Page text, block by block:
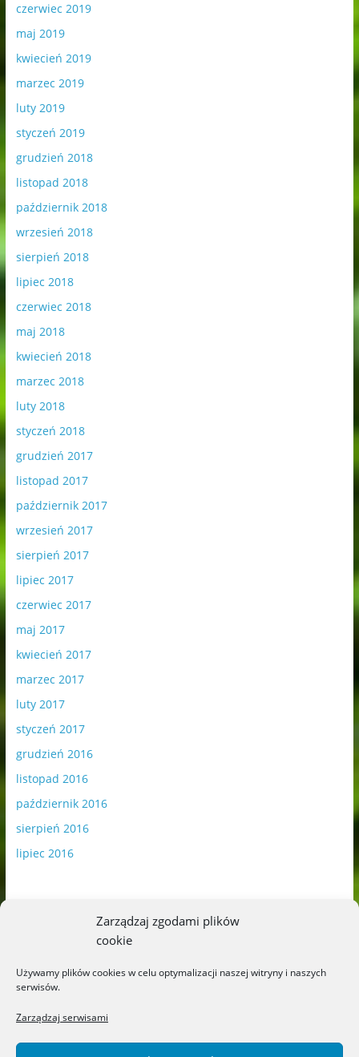
Zarządzaj zgodami plików
cookie
Używamy plików cookies w celu optymalizacji naszej witryny i naszych
serwisów.
Zarządzaj serwisami
czerwiec 2019
maj 2019
kwiecień 2019
marzec 2019
luty 2019
styczeń 2019
grudzień 2018
listopad 2018
październik 2018
wrzesień 2018
sierpień 2018
lipiec 2018
czerwiec 2018
maj 2018
kwiecień 2018
marzec 2018
luty 2018
styczeń 2018
grudzień 2017
listopad 2017
październik 2017
wrzesień 2017
sierpień 2017
lipiec 2017
czerwiec 2017
maj 2017
kwiecień 2017
marzec 2017
luty 2017
styczeń 2017
grudzień 2016
listopad 2016
październik 2016
sierpień 2016
lipiec 2016